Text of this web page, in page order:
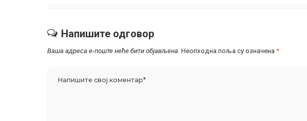
Напишите одговор
Ваша адреса е-поште неће бити објављена. Неопходна поља су означена *